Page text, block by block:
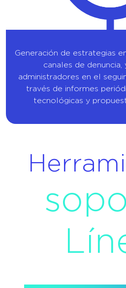
Generación de estrategias
canales de
administradores en el
través de informes
tecnológicas y